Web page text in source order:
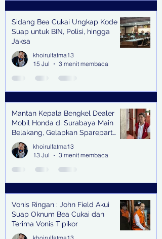
Sidang Bea Cukai Ungkap Kode
Suap untuk BIN, Polisi, hingga
Jaksa
khoirulfatma13
15 Jul
3 menit membaca
Mantan Kepala Bengkel Dealer
Mobil Honda di Surabaya Main
Belakang, Gelapkan Sparepart
Senilai Rp 1,9 Miliar
khoirulfatma13
13 Jul
3 menit membaca
Vonis Ringan : John Field Akui
Suap Oknum Bea Cukai dan
Terima Vonis Tipikor